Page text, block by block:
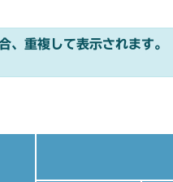
、重複して表示されます。